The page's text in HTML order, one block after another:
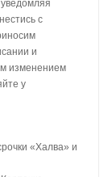
с
и
изменением
у
«Халва» и